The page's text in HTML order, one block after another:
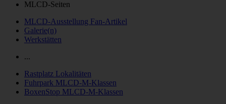
MLCD-Seiten
MLCD-Ausstellung Fan-Artikel
Galerie(n)
Werkstätten
...
Rastplatz Lokalitäten
Fuhrpark MLCD-M-Klassen
BoxenStop MLCD-M-Klassen